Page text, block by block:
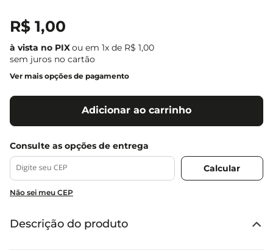
R$ 1,00
ou em 1x de R$ 1,00
sem juros no cartão
Ver mais opções de pagamento
Adicionar ao carrinho
Não sei meu CEP
Descrição do produto